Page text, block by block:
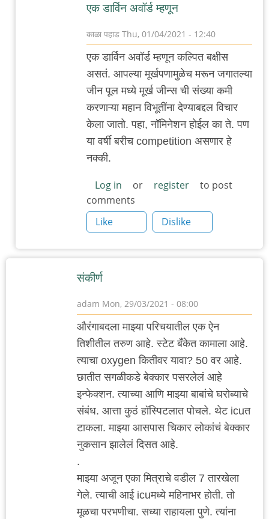
एक डार्विन अवॉर्ड म्हणून
काळा पहाड Thu, 01/04/2021 - 12:40
In
reply
to
औरंगाबाद
:
आणि
काही
दिवस
by
adam
एक डार्विन अवॉर्ड म्हणून कल्पित बक्षीस
असतं. आपल्या मूर्खपणामुळेच मरून जगातल्या
जीन पूल मध्ये मूर्ख जीन्स ची संख्या कमी
करणाऱ्या महान विभूतींना देण्याबद्दल विचार
केला जातो. पहा, नॉमिनेशन होईल का ते. पण
या वर्षी बरीच competition असणार हे
नक्की.
Log in or register
to post
comments
Like
Dislike
संकीर्ण
adam Mon, 29/03/2021 - 08:00
औरंगाबदला माझ्या परिचयातील एक ऐन
तिशीतील तरुण आहे. स्टेट बँकेत कामाला आहे.
त्याचा oxygen कितीवर यावा? 50 वर आहे.
छातीत सगळीकडे बेक्कार पसरलेलं आहे
इन्फेक्शन. त्याच्या आणि माझ्या बाबांचे घरोब्याचे
संबंध. आत्ता कुठं हॉस्पिटलात पोचले. थेट icuत
टाकला. माझ्या आसपास चिकार लोकांचं बेक्कार
नुकसान झालेलं दिसत आहे.
.
माझ्या अजून एका मित्राचे वडील 7 तारखेला
गेले. त्याची आई icuमध्ये महिनाभर होती. तो
मूळचा परभणीचा. सध्या राहायला पुणे. त्यांना